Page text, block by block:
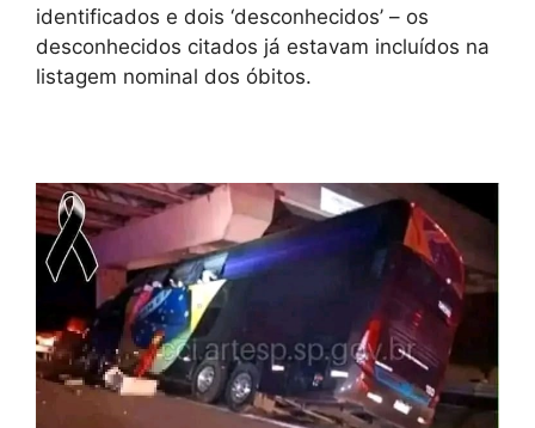
identificados e dois ‘desconhecidos’ – os
desconhecidos citados já estavam incluídos na
listagem nominal dos óbitos.